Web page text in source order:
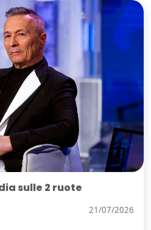
sulle 2 ruote
21/07/2026